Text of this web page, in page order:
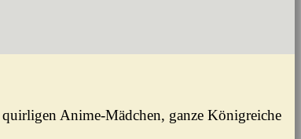
Anime-Mädchen, ganze Königreiche